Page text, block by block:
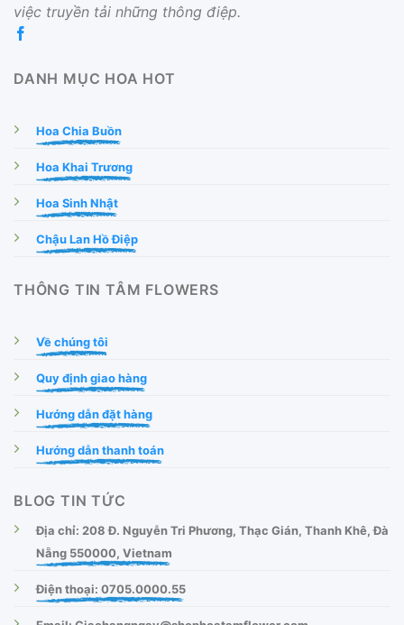
việc truyền tải những thông điệp.
DANH MỤC HOA HOT
Hoa Chia Buồn
Hoa Khai Trương
Hoa Sinh Nhật
Chậu Lan Hồ Điệp
THÔNG TIN TÂM FLOWERS
Về chúng tôi
Quy định giao hàng
Hướng dẫn đặt hàng
Hướng dẫn thanh toán
BLOG TIN TỨC
Địa chỉ: 208 Đ. Nguyễn Tri Phương, Thạc Gián, Thanh Khê, Đà
Nẵng 550000, Vietnam
Điện thoại: 0705.0000.55